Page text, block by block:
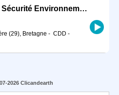
Responsable Hygiène Sécurité Environnement (H/F)
(29), Bretagne - CDD -
2026 Clicandearth